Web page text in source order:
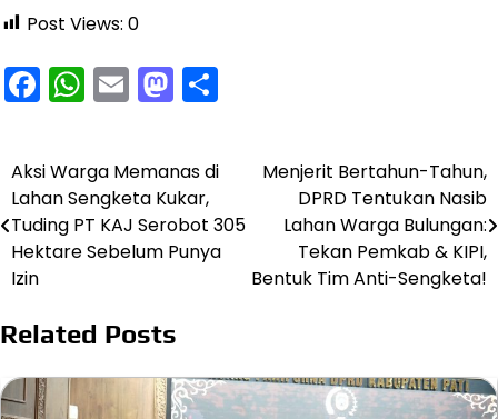
Post Views: 0
Facebook
WhatsApp
EmailMastodon
Navigasi
pos
Aksi Warga Memanas di
Lahan Sengketa Kukar,
Tuding PT KAJ Serobot 305
Hektare Sebelum Punya
Izin
Menjerit Bertahun-Tahun,
DPRD Tentukan Nasib
Lahan Warga Bulungan:
Tekan Pemkab & KIPI,
Bentuk Tim Anti-Sengketa!
Related Posts